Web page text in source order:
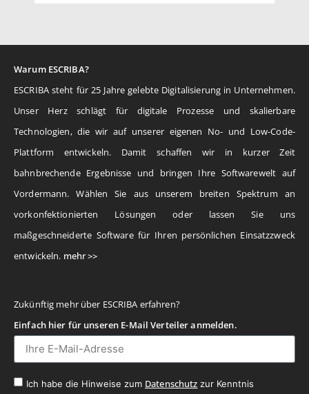
Warum ESCRIBA?
ESCRIBA steht für 25 Jahre gelebte Digitalisierung in Unternehmen.
Unser Herz schlägt für digitale Prozesse und skalierbare
Technologien, die wir auf unserer eigenen No- und Low-Code-
Plattform entwickeln. Damit schaffen wir in kurzer Zeit
bahnbrechende Ergebnisse und bringen Ihre Softwarewelt auf
Vordermann. Wählen Sie aus unserem breiten Spektrum an
vorkonfektionierten Lösungen oder lassen Sie uns
maßgeschneiderte Software für Ihren persönlichen Einsatzzweck
entwickeln. mehr >>
Zukünftig mehr über ESCRIBA erfahren?
Einfach hier für unseren E-Mail Verteiler anmelden.
Ich habe die Hinweise zum Datenschutz zur Kenntnis